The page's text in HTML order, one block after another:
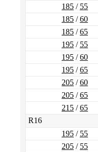
185 / 55
185 /60
185 /65
195 / 55
195 /60
195 /65
205 /60
205 /65
215 /65
R16
195 / 55
205 / 55